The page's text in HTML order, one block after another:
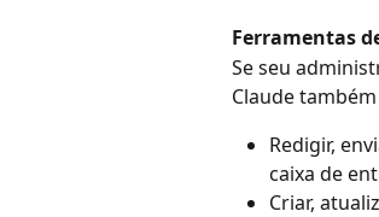
Ferramentas
Se seu
Claude
Redigir,
caixa de
Criar,